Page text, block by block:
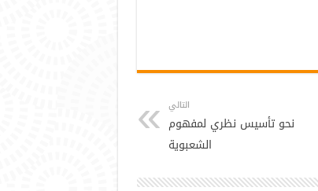
التالي
نحو تأسيس نظري لمفهوم
الشعبوية